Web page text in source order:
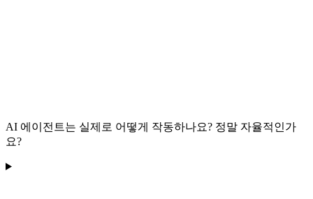
AI 에이전트는 실제로 어떻게 작동하나요? 정말 자율적인가
요?